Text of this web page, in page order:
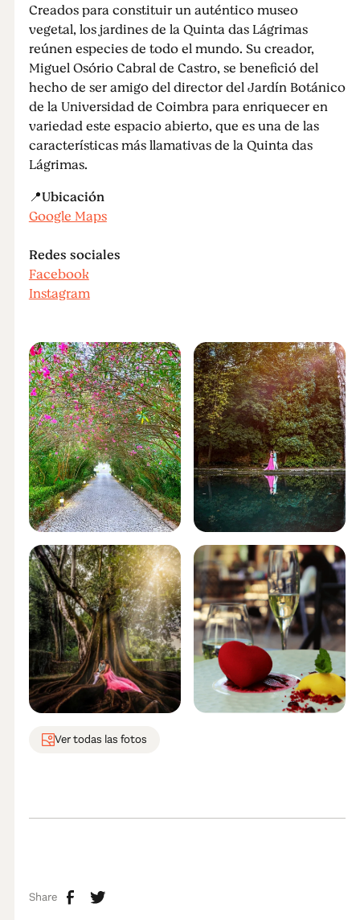
Creados para constituir un auténtico museo
vegetal, los jardines de la Quinta das Lágrimas
reúnen especies de todo el mundo. Su creador,
Miguel Osório Cabral de Castro, se benefició del
hecho de ser amigo del director del Jardín Botánico
de la Universidad de Coimbra para enriquecer en
variedad este espacio abierto, que es una de las
características más llamativas de la Quinta das
Lágrimas.
📍Ubicación
Google Maps
Redes sociales
Facebook
Instagram
Ver todas las fotos
Share